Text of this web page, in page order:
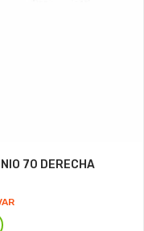
70 DERECHA